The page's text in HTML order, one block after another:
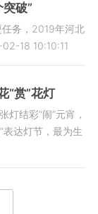
破”
务，2019年河北
18 10:10:11
“赏”花灯
灯结彩“闹”元宵，
表达灯节，最为生